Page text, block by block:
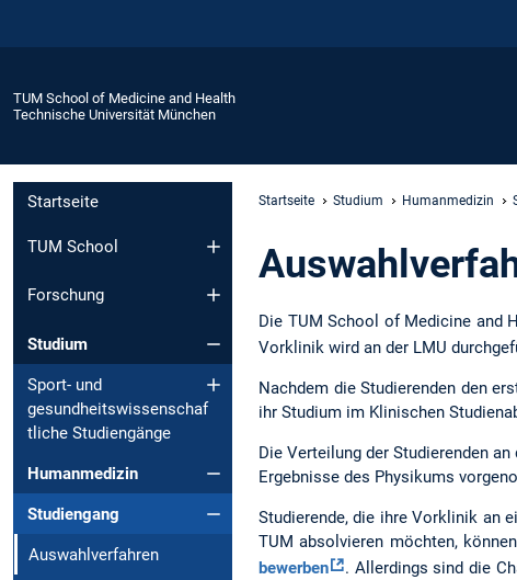
TUM School of Medicine and Health
Technische Universität München
Startseite
TUM School
Forschung
Studium
Sport- und
gesundheitswissenschaf
tliche Studiengänge
Humanmedizin
Studiengang
Auswahlverfahren
Startseite Studium Humanmedizin
Die TUM School of Medicine and
Vorklinik wird an der LMU
Nachdem die Studierenden den
ihr Studium im Klinischen
Die Verteilung der Studierenden
Ergebnisse des Physikums
Studierende, die ihre Vorklinik an
TUM absolvieren möchten,
bewerben
. Allerdings sind die